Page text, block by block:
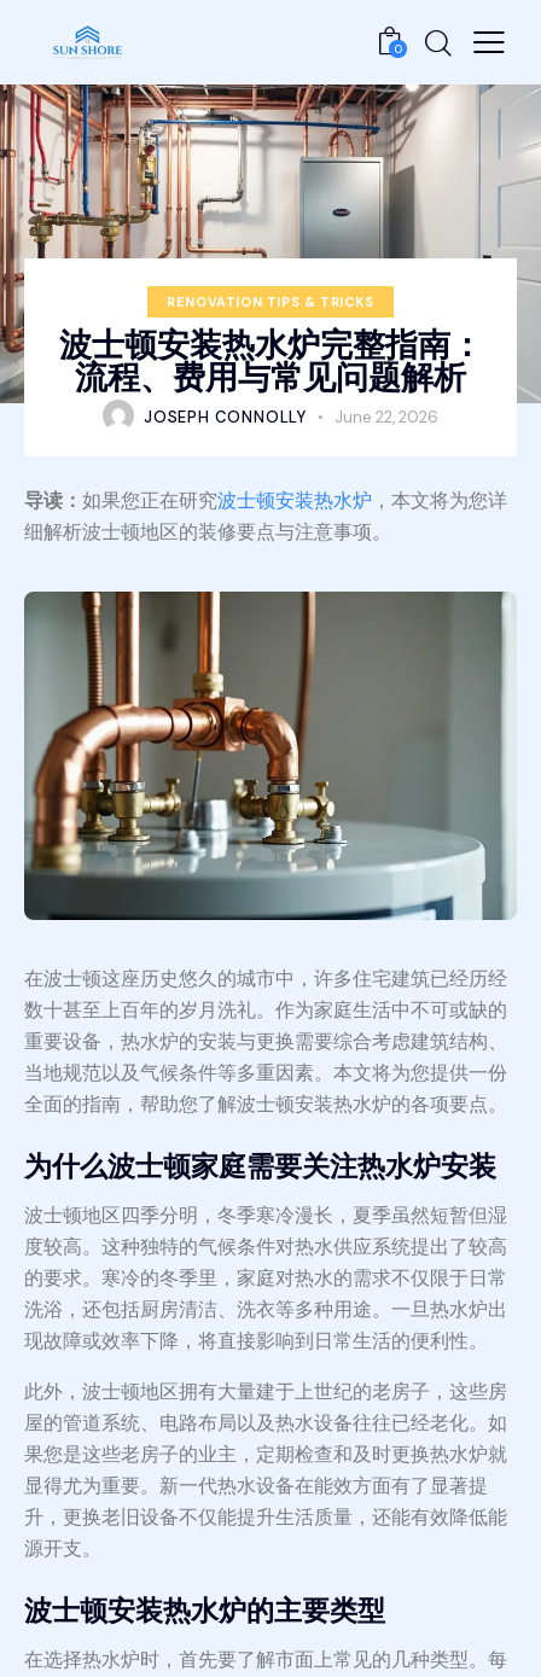
0
RENOVATION TIPS & TRICKS
波士顿安装热水炉完整指南：
流程、费用与常见问题解析
JOSEPH CONNOLLY June 22, 2026
导读： 如果您正在研究波士顿安装热水炉 ，本文将为您详
细解析波士顿地区的装修要点与注意事项。
在波士顿这座历史悠久的城市中，许多住宅建筑已经历经
数十甚至上百年的岁月洗礼。作为家庭生活中不可或缺的
重要设备，热水炉的安装与更换需要综合考虑建筑结构、
当地规范以及气候条件等多重因素。本文将为您提供一份
全面的指南，帮助您了解波士顿安装热水炉的各项要点。
为什么波士顿家庭需要关注热水炉安装
波士顿地区四季分明，冬季寒冷漫长，夏季虽然短暂但湿
度较高。这种独特的气候条件对热水供应系统提出了较高
的要求。寒冷的冬季里，家庭对热水的需求不仅限于日常
洗浴，还包括厨房清洁、洗衣等多种用途。一旦热水炉出
现故障或效率下降，将直接影响到日常生活的便利性。
此外，波士顿地区拥有大量建于上世纪的老房子，这些房
屋的管道系统、电路布局以及热水设备往往已经老化。如
果您是这些老房子的业主，定期检查和及时更换热水炉就
显得尤为重要。新一代热水设备在能效方面有了显著提
升，更换老旧设备不仅能提升生活质量，还能有效降低能
源开支。
波士顿安装热水炉的主要类型
在选择热水炉时，首先要了解市面上常见的几种类型。每